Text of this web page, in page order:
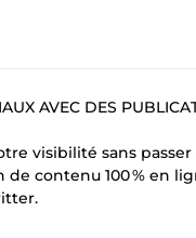
AVEC DES
visibilité sans
contenu 100 % en